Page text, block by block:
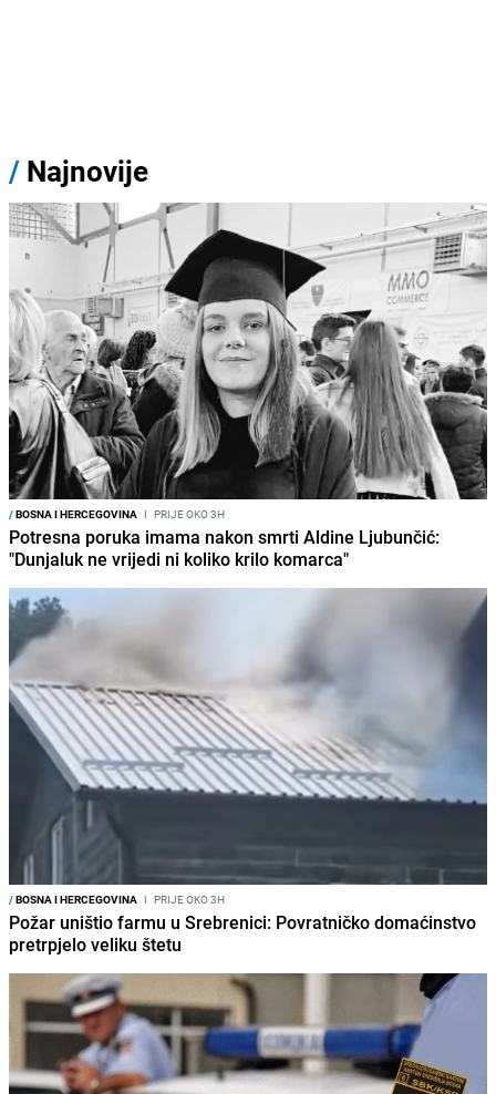
/ Najnovije
/BOSNA I HERCEGOVINA I PRIJE OKO 3H
Potresna poruka imama nakon smrti Aldine Ljubunčić:
"Dunjaluk ne vrijedi ni koliko krilo komarca"
/BOSNA I HERCEGOVINA I PRIJE OKO 3H
Požar uništio farmu u Srebrenici: Povratničko domaćinstvo
pretrpjelo veliku štetu